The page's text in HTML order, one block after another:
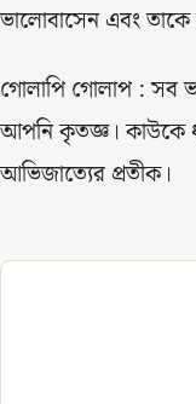
ভালোবাসেন এবং
গোলাপি গোলাপ : সব
আপনি কৃতজ্ঞ। কাউকে
আভিজাত্যের প্রতীক।